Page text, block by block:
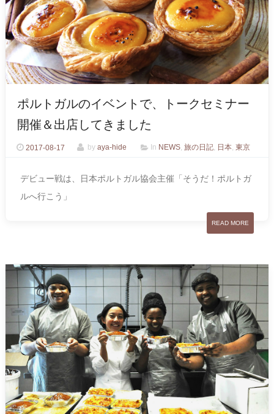
ポルトガルのイベントで、トークセミナー
開催＆出店してきました
2017-08-17 by aya-hide In NEWS, 旅の日記, 日本, 東京
デビュー戦は、日本ポルトガル協会主催「そうだ！ポルトガ
ルへ行こう」
READ MORE